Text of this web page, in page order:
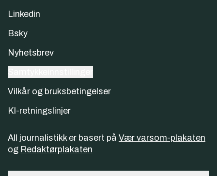
Linkedin
Bsky
Nyhetsbrev
Vilkår og bruksbetingelser
KI-retningslinjer
All journalistikk er basert på Vær varsom-plakaten
og Redaktørplakaten